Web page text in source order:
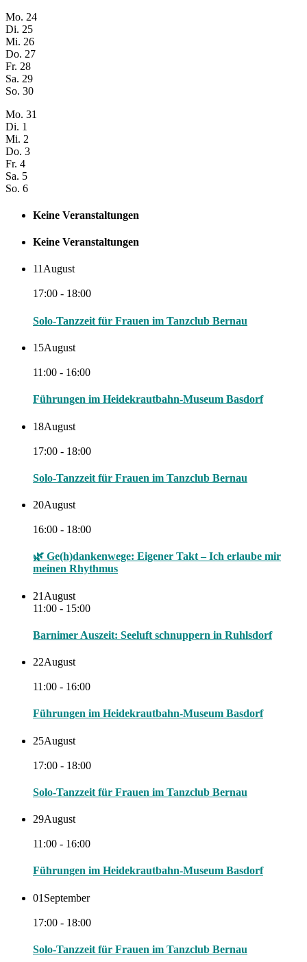
Mo. 24
Di. 25
Mi. 26
Do. 27
Fr. 28
Sa. 29
So. 30
Mo. 31
Di. 1
Mi. 2
Do. 3
Fr. 4
Sa. 5
So. 6
Keine Veranstaltungen
Keine Veranstaltungen
11August
17:00 - 18:00
Solo-Tanzzeit für Frauen im Tanzclub Bernau
15August
11:00 - 16:00
Führungen im Heidekrautbahn-Museum Basdorf
18August
17:00 - 18:00
Solo-Tanzzeit für Frauen im Tanzclub Bernau
20August
16:00 - 18:00
🌿 Ge(h)dankenwege: Eigener Takt – Ich erlaube mir
meinen Rhythmus
21 August
11:00 - 15:00
Barnimer Auszeit: Seeluft schnuppern in Ruhlsdorf
22August
11:00 - 16:00
Führungen im Heidekrautbahn-Museum Basdorf
25August
17:00 - 18:00
Solo-Tanzzeit für Frauen im Tanzclub Bernau
29August
11:00 - 16:00
Führungen im Heidekrautbahn-Museum Basdorf
01 September
17:00 - 18:00
Solo-Tanzzeit für Frauen im Tanzclub Bernau